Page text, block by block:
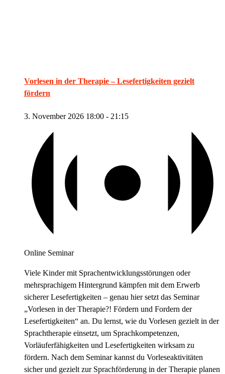
Vorlesen in der Therapie – Lesefertigkeiten gezielt
fördern
3. November 2026 18:00 - 21:15
Online Seminar
Viele Kinder mit Sprachentwicklungsstörungen oder
mehrsprachigem Hintergrund kämpfen mit dem Erwerb
sicherer Lesefertigkeiten – genau hier setzt das Seminar
„Vorlesen in der Therapie?! Fördern und Fordern der
Lesefertigkeiten“ an. Du lernst, wie du Vorlesen gezielt in der
Sprachtherapie einsetzt, um Sprachkompetenzen,
Vorläuferfähigkeiten und Lesefertigkeiten wirksam zu
fördern. Nach dem Seminar kannst du Vorleseaktivitäten
sicher und gezielt zur Sprachförderung in der Therapie planen